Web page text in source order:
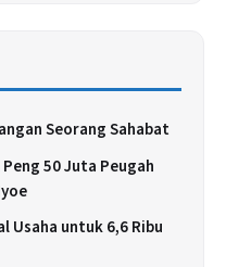
Seorang Sahabat
50 Juta Peugah
Usaha untuk 6,6 Ribu